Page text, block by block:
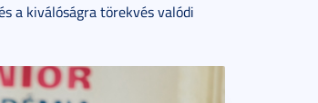
a kiválóságra törekvés valódi